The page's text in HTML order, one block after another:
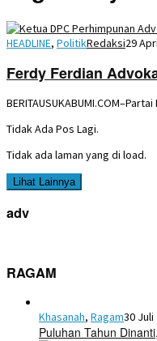
HEADLINE, PolitikRedaksi29
Ferdy Ferdian
Tidak Ada Pos Lagi.
Tidak ada laman yang di load.
Lihat Lainnya
adv
RAGAM
Khasanah, Ragam30 Juli
Puluhan Tahun